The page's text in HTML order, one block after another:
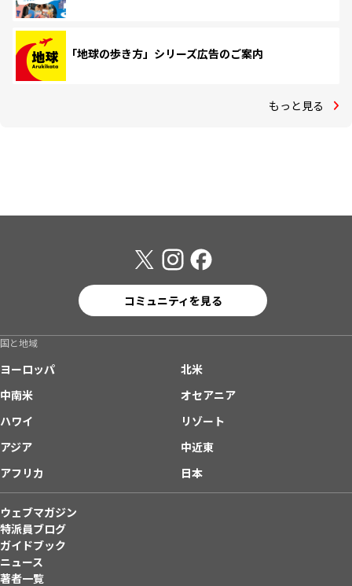
「地球の歩き方」シリーズ広告のご案内
もっと見る
コミュニティを見る
国と地域
ヨーロッパ
北米
中南米
オセアニア
ハワイ
リゾート
アジア
中近東
アフリカ
日本
ウェブマガジン
特派員ブログ
ガイドブック
ニュース
著者一覧